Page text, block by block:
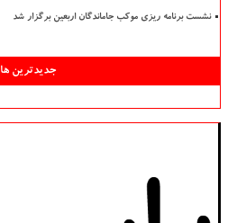
نشست برنامه ریزی موکب جاماندگان اربعین برگزار شد
جدیدترین ها